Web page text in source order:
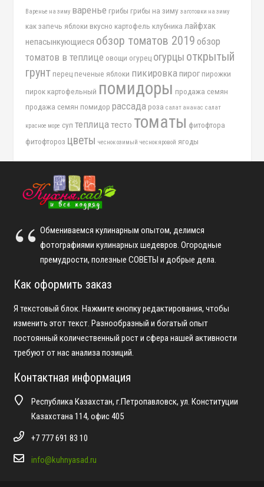
Варенье на зиму варенье грибы грибы на зиму заготовки на зиму
как запечь яблоки вкусно картофель клубника лайфхак
непасынкующиеся обзор томатов 2019 обзор
томатов в теплице овощи огурец огурцы открытый
грунт перец печеные яблоки пикировка пирог пирожки
пирок картофельный помидоры продажа семян
продажа семян помидор рассада роза салат ананас салат
красное море суп теплица тесто томаты фитофтора
фитофтороз цветы чеснок озимый чеснок яровой ягоды
Обмениваемся кулинарным опытом, делимся
фотографиями кулинарных шедевров. Огородные
премудрости, полезные СОВЕТЫ и добрые дела.
Как оформить заказ
Я текстовый блок. Нажмите кнопку редактирования, чтобы
изменить этот текст. Разнообразный и богатый опыт
постоянный количественный рост и сфера нашей активности
требуют от нас анализа позиций.
Контактная информация
Республика Казахстан, г.Петропавловск, ул. Конституции
Казахстана 114, офис 405
+7 777 691 83 10
info@kuhnyasad.ru